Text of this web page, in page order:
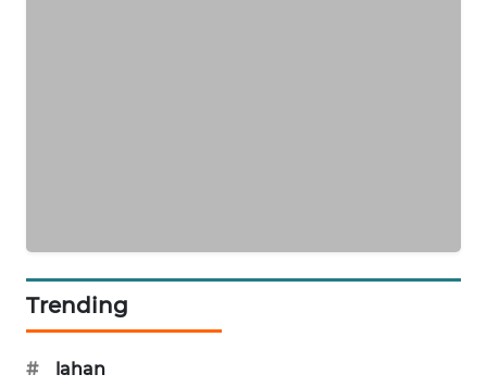
Trending
#
lahan
NEWS